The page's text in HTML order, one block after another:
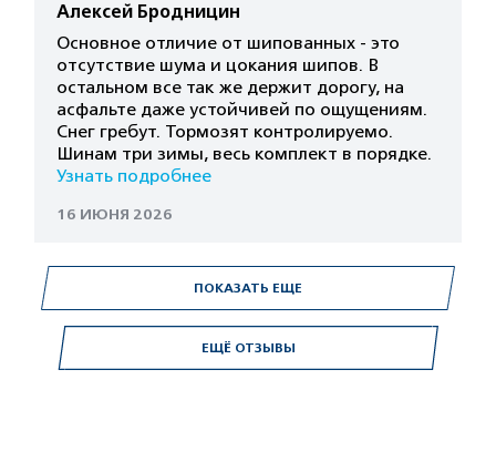
ЕЩЁ ОТЗЫВЫ
Алексей Бродницин
Основное отличие от шипованных - это
отсутствие шума и цокания шипов. В
остальном все так же держит дорогу, на
асфальте даже устойчивей по ощущениям.
Снег гребут. Тормозят контролируемо.
Шинам три зимы, весь комплект в порядке.
Узнать подробнее
16 ИЮНЯ 2026
ПОКАЗАТЬ ЕЩЕ